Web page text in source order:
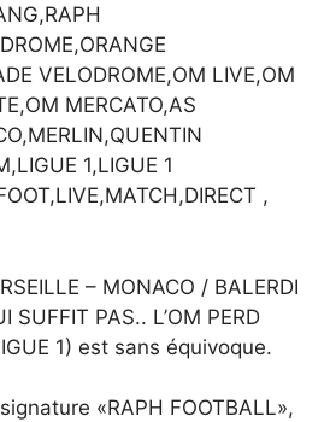
VELODROME,OM LIVE,OM
MERCATO,AS
1,LIGUE 1
,
– MONACO / BALERDI
SUFFIT PAS.. L’OM PERD
1) est sans équivoque.
«RAPH FOOTBALL»,